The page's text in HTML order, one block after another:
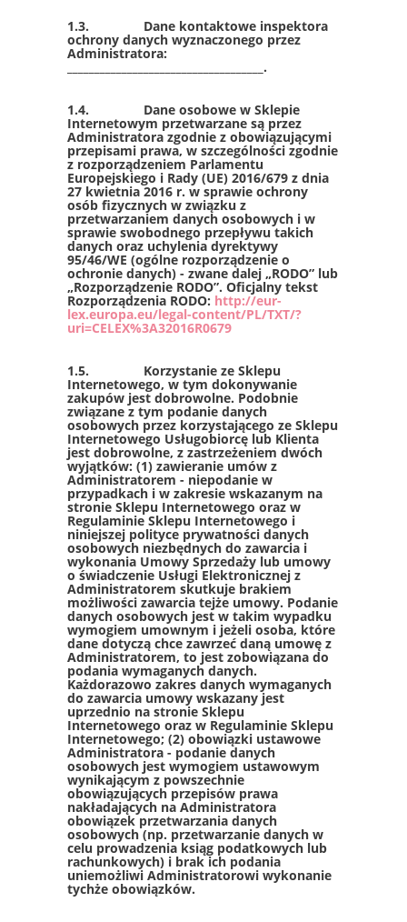
1.3. Dane kontaktowe inspektora
ochrony danych wyznaczonego przez
Administratora:
____________________________________.
1.4. Dane osobowe w Sklepie
Internetowym przetwarzane są przez
Administratora zgodnie z obowiązującymi
przepisami prawa, w szczególności zgodnie
z rozporządzeniem Parlamentu
Europejskiego i Rady (UE) 2016/679 z dnia
27 kwietnia 2016 r. w sprawie ochrony
osób fizycznych w związku z
przetwarzaniem danych osobowych i w
sprawie swobodnego przepływu takich
danych oraz uchylenia dyrektywy
95/46/WE (ogólne rozporządzenie o
ochronie danych) - zwane dalej „RODO” lub
„Rozporządzenie RODO”. Oficjalny tekst
Rozporządzenia RODO: http://eur-
lex.europa.eu/legal-content/PL/TXT/?
uri=CELEX%3A32016R0679
1.5. Korzystanie ze Sklepu
Internetowego, w tym dokonywanie
zakupów jest dobrowolne. Podobnie
związane z tym podanie danych
osobowych przez korzystającego ze Sklepu
Internetowego Usługobiorcę lub Klienta
jest dobrowolne, z zastrzeżeniem dwóch
wyjątków: (1) zawieranie umów z
Administratorem - niepodanie w
przypadkach i w zakresie wskazanym na
stronie Sklepu Internetowego oraz w
Regulaminie Sklepu Internetowego i
niniejszej polityce prywatności danych
osobowych niezbędnych do zawarcia i
wykonania Umowy Sprzedaży lub umowy
o świadczenie Usługi Elektronicznej z
Administratorem skutkuje brakiem
możliwości zawarcia tejże umowy. Podanie
danych osobowych jest w takim wypadku
wymogiem umownym i jeżeli osoba, które
dane dotyczą chce zawrzeć daną umowę z
Administratorem, to jest zobowiązana do
podania wymaganych danych.
Każdorazowo zakres danych wymaganych
do zawarcia umowy wskazany jest
uprzednio na stronie Sklepu
Internetowego oraz w Regulaminie Sklepu
Internetowego; (2) obowiązki ustawowe
Administratora - podanie danych
osobowych jest wymogiem ustawowym
wynikającym z powszechnie
obowiązujących przepisów prawa
nakładających na Administratora
obowiązek przetwarzania danych
osobowych (np. przetwarzanie danych w
celu prowadzenia ksiąg podatkowych lub
rachunkowych) i brak ich podania
uniemożliwi Administratorowi wykonanie
tychże obowiązków.